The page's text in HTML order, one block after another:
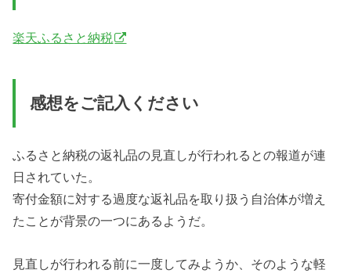
楽天ふるさと納税
感想をご記入ください
ふるさと納税の返礼品の見直しが行われるとの報道が連
日されていた。
寄付金額に対する過度な返礼品を取り扱う自治体が増え
たことが背景の一つにあるようだ。
見直しが行われる前に一度してみようか、そのような軽